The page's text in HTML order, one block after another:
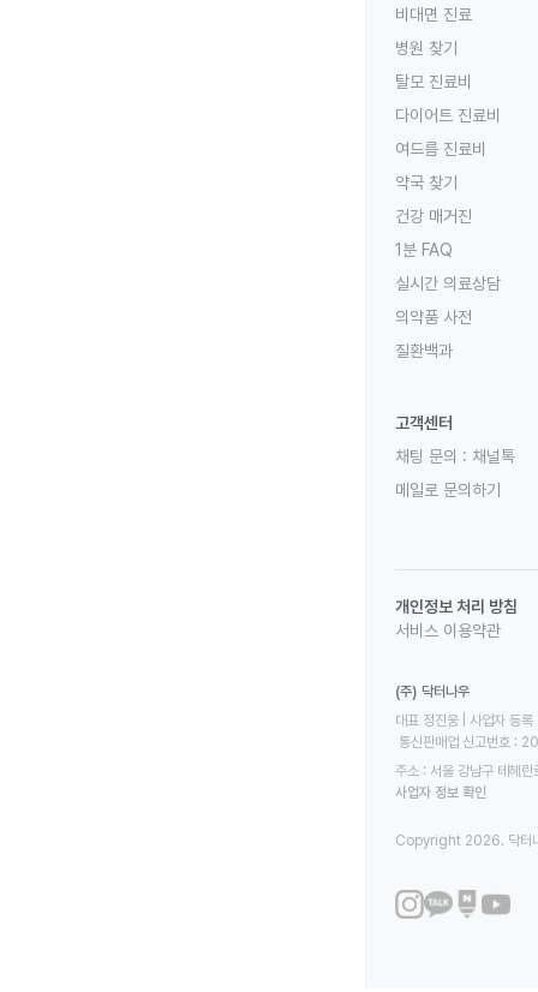
비대면 진료
병원 찾기
탈모 진료비
다이어트 진료비
여드름 진료비
약국 찾기
건강 매거진
1분 FAQ
실시간 의료상담
의약품 사전
질환백과
고객센터
채팅 문의 : 채널톡
메일로 문의하기
개인정보 처리 방침
서비스 이용약관
(주) 닥터나우
대표 정진웅 | 사업자
통신판매업 신고번호
주소 : 서울 강남구 테헤
사업자 정보 확인
Copyright 2026. 닥터